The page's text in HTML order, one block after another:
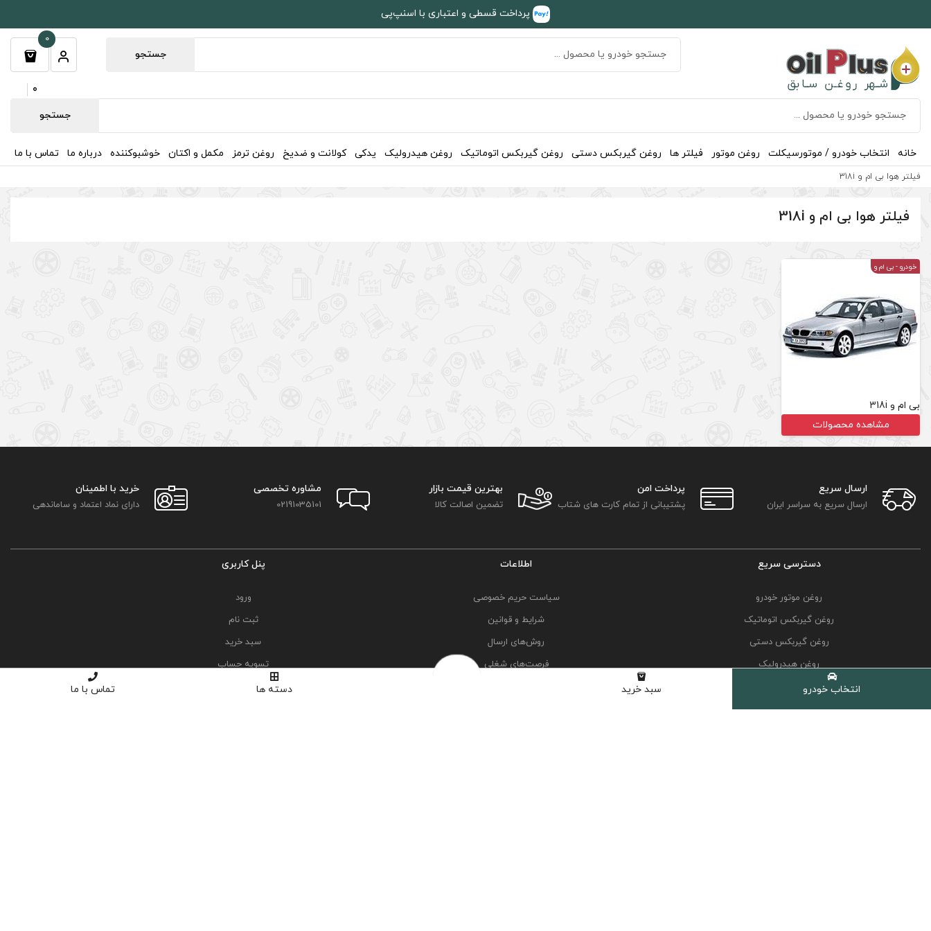
انتخاب خودرو سبد خرید دسته ها تماس با ما
پرداخت قسطی و اعتباری با اسنپ‌پی
جستجو
0
0
جستجو
خانه انتخاب خودرو / موتورسیکلت روغن موتور فیلتر ها روغن گیربکس دستی روغن گیربکس اتوماتیک روغن هیدرولیک یدکی کولانت و ضدیخ روغن ترمز مکمل و اکتان خوشبوکننده درباره ما تماس با ما
فیلتر هوا بی ام و 318i
فیلتر هوا بی ام و 318i
خودرو - بی ام و
بی ام و 318i
مشاهده محصولات
ارسال سریع
ارسال سریع به سراسر ایران
پرداخت امن
پشتیبانی از تمام کارت های شتاب
بهترین قیمت بازار
تضمین اصالت کالا
مشاوره تخصصی
02191035101
خرید با اطمینان
دارای نماد اعتماد و ساماندهی
دسترسی سریع
روغن موتور خودرو
روغن گیربکس اتوماتیک
روغن گیربکس دستی
روغن هیدرولیک
کولانت، ضدیخ و ضدجوش
مکمل و اکتان
اطلاعات
سیاست حریم خصوصی
شرایط و قوانین
روش‌های ارسال
فرصت‌های شغلی
پنل کاربری
ورود
ثبت نام
سبد خرید
تسویه حساب